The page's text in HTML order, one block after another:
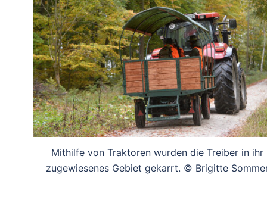
Mithilfe von Traktoren wurden die Treiber in ihr
zugewiesenes Gebiet gekarrt. © Brigitte